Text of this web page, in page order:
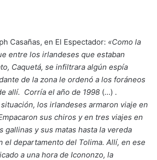
Casañas, en El Espectador: «Como la
entre los irlandeses que estaban
Caquetá, se infiltrara algún espía
de la zona le ordenó a los foráneos
allí. Corría el año de 1998 (…) .
los irlandeses armaron viaje en
sus chiros y en tres viajes en
gallinas y sus matas hasta la vereda
el departamento del Tolima. Allí, en ese
a una hora de Icononzo, la